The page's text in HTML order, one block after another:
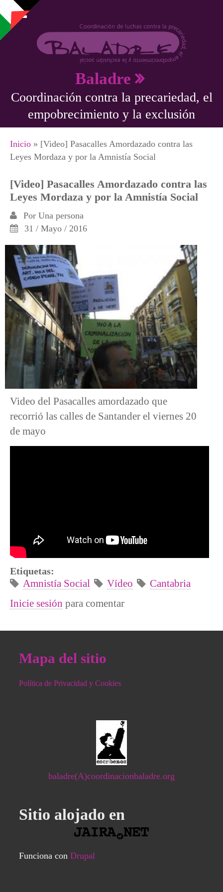
Pasar al contenido principal
Baladre
Coordinación contra la precariedad, el
empobrecimiento y la exclusión
Se encuentra usted aquí
Inicio » [Video] Pasacalles Amordazado contra las
Leyes Mordaza y por la Amnistía Social
[Video] Pasacalles Amordazado contra las
Leyes Mordaza y por la Amnistía Social
Por Una persona
31 / Mayo / 2016
Video del Pasacalles amordazado que
recorrió las calles de Santander el viernes 20
de mayo
Etiquetas:
Amnistía Social Vídeo
Cantabria
Inicie sesión para comentar
Mapa del sitio
Política de Privacidad y Cookies
baladre(A)coordinacionbaladre.org
Sitio alojado en
Funciona con Drupal